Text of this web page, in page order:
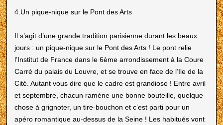
4.Un pique-nique sur le Pont des Arts
Il s’agit d’une grande tradition parisienne durant les beaux
jours : un pique-nique sur le Pont des Arts ! Le pont relie
l’Institut de France dans le 6ème arrondissement à la Coure
Carré du palais du Louvre, et se trouve en face de l’Ile de la
Cité. Autant vous dire que le cadre est grandiose ! Entre avril
et septembre, chacun ramène une bonne bouteille, quelque
chose à grignoter, un tire-bouchon et c’est parti pour un
apéro romantique au-dessus de la Seine ! Les habitués vont